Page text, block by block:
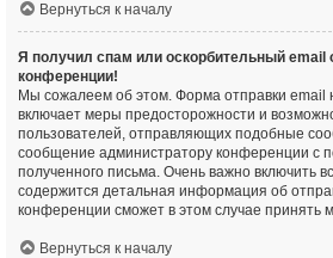
Вернуться к началу
Я получил спам или оскорбительный email
конференции!
Мы сожалеем об этом. Форма отправки email
включает меры предосторожности и
пользователей, отправляющих подобные
сообщение администратору конференции с
полученного письма. Очень важно включить
содержится детальная информация об
конференции сможет в этом случае принять
Вернуться к началу